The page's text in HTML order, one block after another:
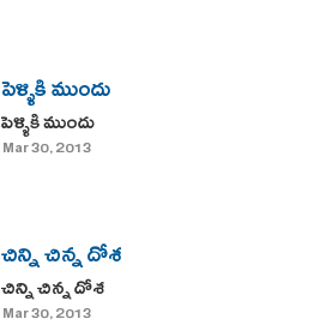
పెళ్ళికి ముందు
పెళ్ళికి ముందు
Mar 30, 2013
చిన్ని చిన్న దోశ
చిన్ని చిన్న దోశ
Mar 30, 2013